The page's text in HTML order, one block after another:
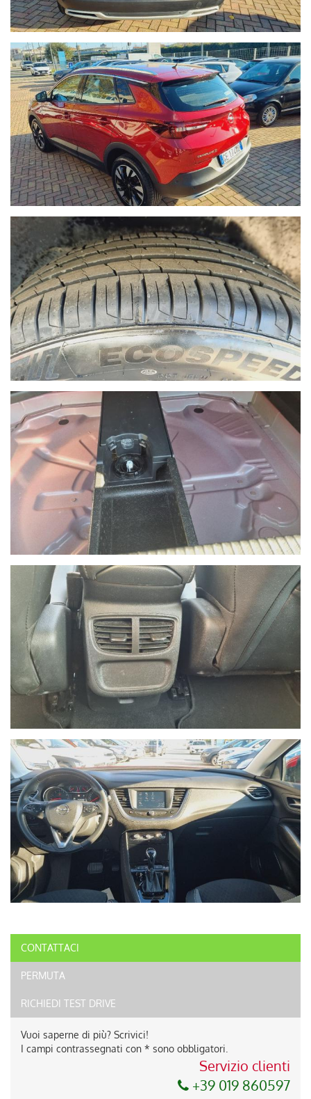
CONTATTACI
PERMUTA
RICHIEDI TEST DRIVE
Vuoi saperne di più? Scrivici!
I campi contrassegnati con * sono obbligatori.
Servizio clienti
+39 019 860597